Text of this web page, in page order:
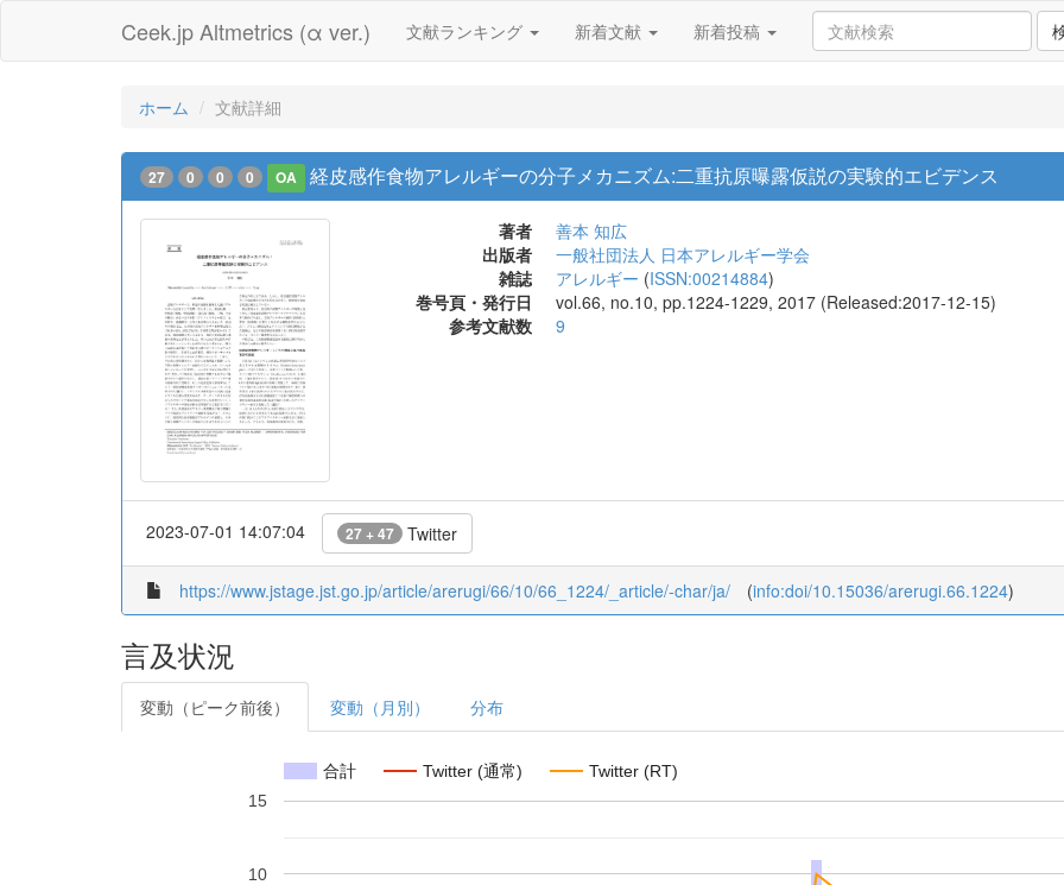
Ceek.jp Altmetrics (α ver.) 文献ランキング 新着文献 新着投稿
ホーム 文献詳細
27 0 0 0 OA 経皮感作食物アレルギーの分子メカニズム:二重抗原曝露仮説の実験的エビデンス
著者
善本 知広
出版者
一般社団法人 日本アレルギー学会
雑誌
アレルギー (ISSN:00214884)
巻号頁・発行日
vol.66, no.10, pp.1224-1229, 2017 (Released:2017-12-15)
参考文献数
9
2023-07-01 14:07:04 27 + 47 Twitter
https://www.jstage.jst.go.jp/article/arerugi/66/10/66_1224/_article/-char/ja/ (info:doi/10.15036/arerugi.66.1224)
言及状況
変動（ピーク前後） 変動（月別） 分布
合計 Twitter (通常) Twitter (RT)
10
15